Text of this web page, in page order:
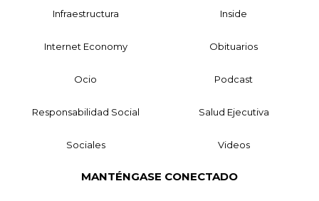
Infraestructura Inside
Internet Economy Obituarios
Ocio Podcast
Responsabilidad Social Salud Ejecutiva
Sociales Videos
MANTÉNGASE CONECTADO